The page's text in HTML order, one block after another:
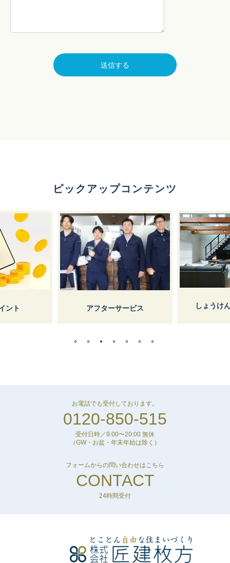
送信する
ピックアップコンテンツ
ント アフターサービス しょうけ
お電話でも受付しております。
0120-850-515
受付日時／9:00〜20:00 無休
（GW・お盆・年末年始は除く）
フォームからの問い合わせはこちら
CONTACT
24時間受付